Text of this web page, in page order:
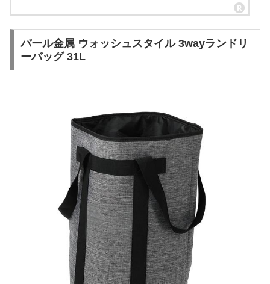
パール金属 ウォッシュスタイル 3wayランドリ
ーバッグ 31L